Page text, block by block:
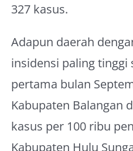
327 kasus.
Adapun daerah
insidensi paling tinggi
pertama bulan
Kabupaten Balangan
kasus per 100 ribu
Kabupaten Hulu